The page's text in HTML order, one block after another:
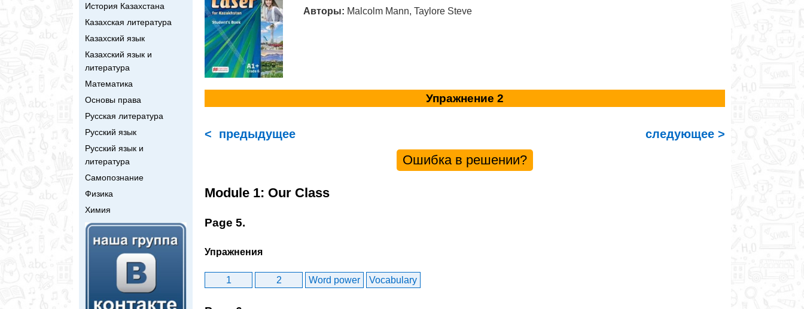
История Казахстана
Казахская литература
Казахский язык
Казахский язык и
литература
Математика
Основы права
Русская литература
Русский язык
Русский язык и
литература
Самопознание
Физика
Химия
Авторы: Malcolm Mann, Taylore Steve
Упражнение 2
< предыдущее следующее >
Ошибка в решении?
Module 1: Our Class
Page 5.
Упражнения
1 2 Word power Vocabulary